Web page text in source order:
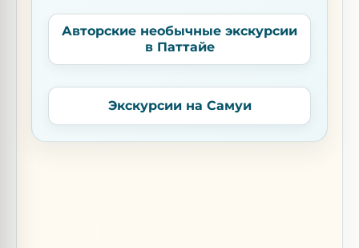
Авторские необычные экскурсии
в Паттайе
Экскурсии на Самуи